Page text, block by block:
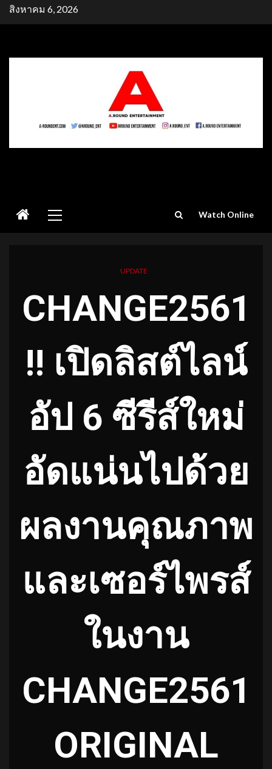
Skipสิงหาคม 6, 2026
Menu
Watch Online
UPDATE
CHANGE2561
!! เปิดลิสต์ไลน์
อัป 6 ซีรีส์ใหม่
อัดแน่นไปด้วย
ผลงานคุณภาพ
และเซอร์ไพรส์
ในงาน
CHANGE2561
ORIGINAL